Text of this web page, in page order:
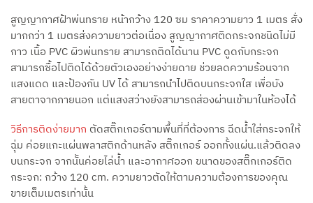
สูญญากาศฝ้าพ่นทราย หน้ากว้าง 120 ซม ราคาความยาว 1 เมตร สั่ง
มากกว่า 1 เมตรส่งความยาวต่อเนื่อง สูญญากาศติดกระจกชนิดไม่มี
กาว เนื้อ PVC ผิวพ่นทราย สามารถติดได้นาน PVC ดูดกับกระจก
สามารถซื้อไปติดได้ด้วยตัวเองอย่างง่ายดาย ช่วยลดความร้อนจาก
แสงแดด และป้องกัน UV ได้ สามารถนำไปติดบนกระจกใส เพื่อบัง
สายตาจากภายนอก แต่แสงสว่างยังสามารถส่องผ่านเข้ามาในห้องได้
วิธีการติดง่ายมาก ตัดสติ๊กเกอร์ตามพื้นที่ที่ต้องการ ฉีดน้ำใส่กระจกให้
ฉุ่ม ค่อยแกะแผ่นพลาสติกด้านหลัง สติ๊กเกอร์ ออกทั้งแผ่น.แล้วติดลง
บนกระจก จากนัันค่อยไล่น้ำ และอากาศออก ขนาดของสติ๊กเกอร์ติด
กระจก: กว้าง 120 cm. ความยาวตัดให้ตามความต้องการของคุณ
ขายเต็มเมตรเท่านั้น